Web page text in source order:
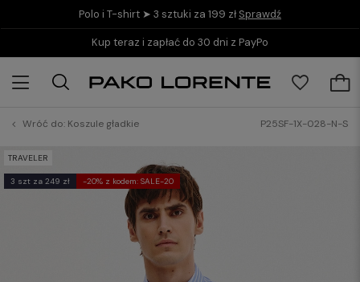
Polo i T-shirt ➤ 3 sztuki za 199 zł Sprawdź
Kup teraz i zapłać do 30 dni z PayPo
Wróć do: Koszule gładkie P25SF-1X-028-N-S
TRAVELER
3 szt za 249 zł -20% z kodem: SALE-20